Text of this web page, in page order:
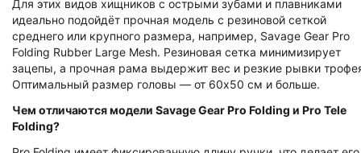
Для этих видов хищников с острыми зубами и плавниками
идеально подойдёт прочная модель с резиновой сеткой
среднего или крупного размера, например, Savage Gear Pro
Folding Rubber Large Mesh. Резиновая сетка минимизирует
зацепы, а прочная рама выдержит вес и резкие рывки
Оптимальный размер головы — от 60x50 см и больше.
Чем отличаются модели Savage Gear Pro Folding и Pro Tele
Folding?